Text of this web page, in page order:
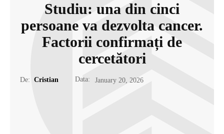
Studiu: una din cinci
persoane va dezvolta cancer.
Factorii confirmați de
cercetători
De: Cristian Data: January 20, 2026